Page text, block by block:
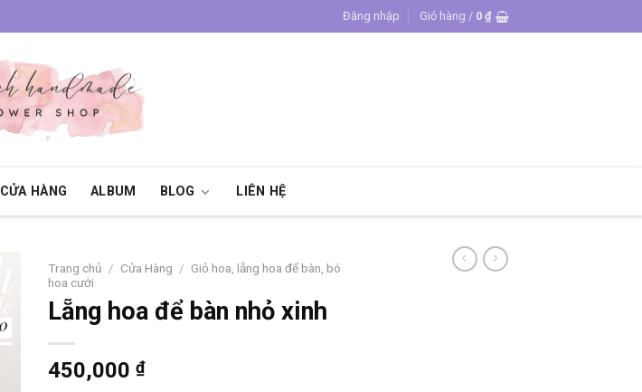
Đăng nhập Giỏ hàng / 0 ₫
CỬA HÀNG ALBUM BLOG LIÊN HỆ
Trang chủ / Cửa Hàng / Giỏ hoa, lẵng hoa để bàn, bó
hoa cưới
Lẵng hoa để bàn nhỏ xinh
450,000 ₫